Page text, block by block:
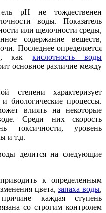
pH не тождественен
воды. Показатель
или щелочности среды,
содержание веществ,
Последнее определяется
каккислотность воды
основное различие между
степени характеризует
биологические процессы.
влиять на некоторые
Среди них скорость
токсичности, уровень
и т.д.
делится на следующие
к определенным
цвета,запаха воды,
каждая ступень
со строгим контролем